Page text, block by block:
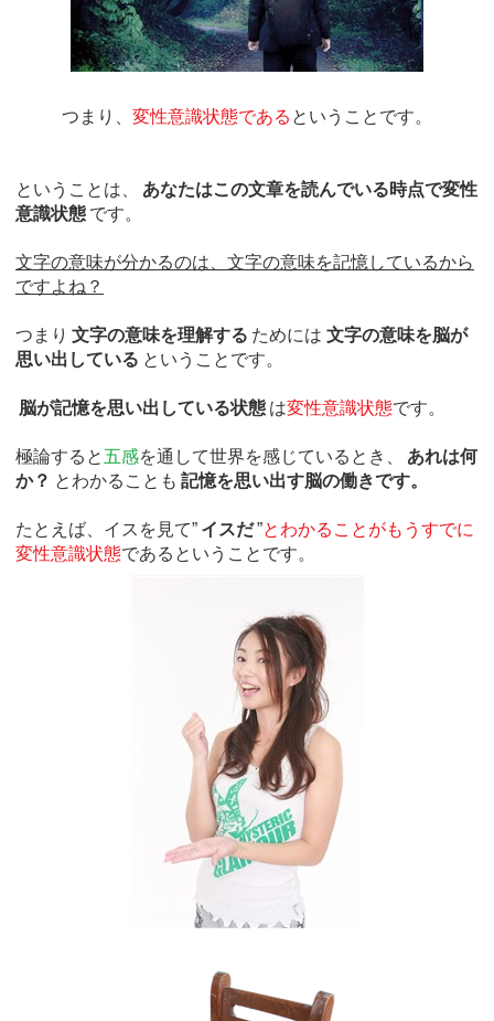
つまり、 変性意識状態である ということです。
ということは、
あなたはこの文章を読んでいる時点で変性
意識状態 です。
文字の意味が分かるのは、文字の意味を記憶しているから
ですよね？
つまり 文字の意味を理解する ためには 文字の意味を脳が
思い出している ということです。
脳が記憶を思い出している状態 は変性意識状態です。
極論すると 五感を通して世界を感じているとき、
あれは何
か？ とわかることも 記憶を思い出す脳の働きです。
たとえば、イスを見て” イスだ”とわかることがもうすでに
変性意識状態であるということです。